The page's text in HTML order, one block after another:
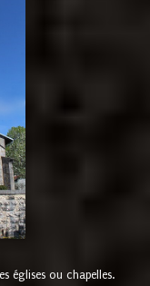
églises ou chapelles.